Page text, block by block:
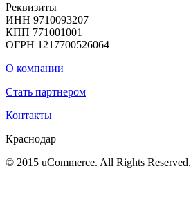
Реквизиты
ИНН 9710093207
КПП 771001001
ОГРН 1217700526064
О компании
Стать партнером
Контакты
Краснодар
© 2015 uCommerce. All Rights Reserved.